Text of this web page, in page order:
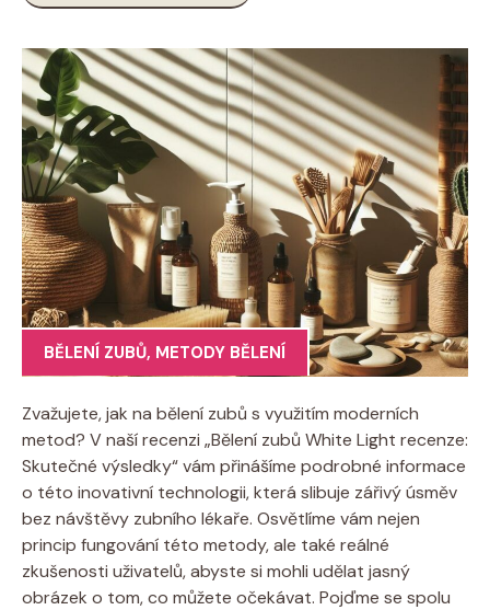
BĚLENÍ ZUBŮ, METODY BĚLENÍ
Zvažujete, jak na bělení ‌zubů s využitím⁣ moderních
metod? V naší recenzi „Bělení zubů White Light recenze:
Skutečné​ výsledky“ vám​ přinášíme podrobné informace
o této inovativní technologii, která slibuje zářivý úsměv
bez návštěvy zubního lékaře. Osvětlíme vám nejen
princip fungování⁣ této metody, ⁣ale také ‍reálné
zkušenosti uživatelů, abyste si⁣ mohli udělat ⁢jasný
obrázek o tom, co můžete očekávat. Pojďme‌ se spolu